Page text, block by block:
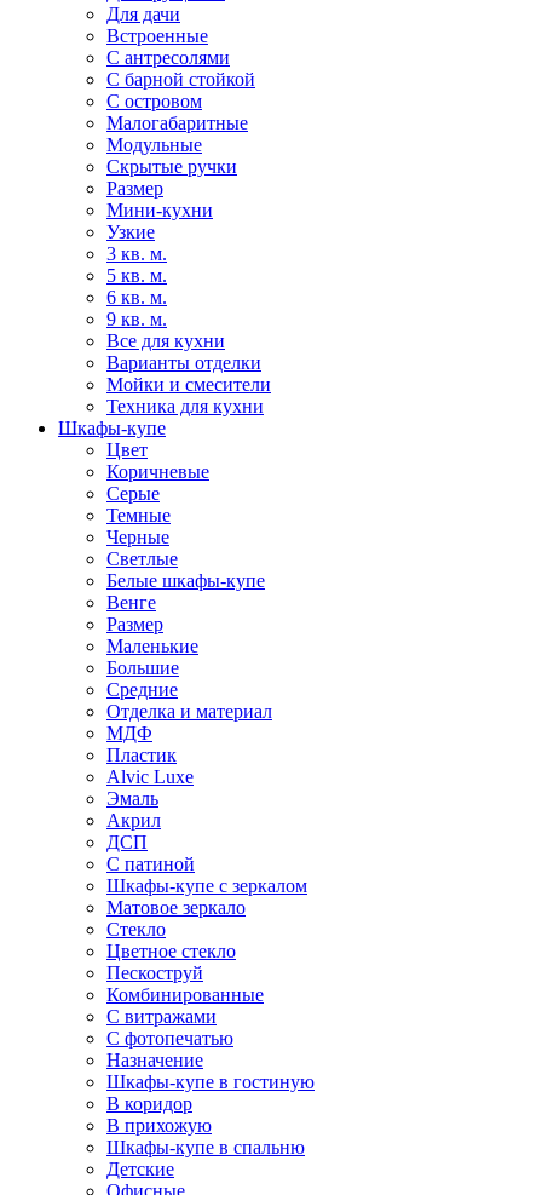
Для дачи
Встроенные
С антресолями
С барной стойкой
С островом
Малогабаритные
Модульные
Скрытые ручки
Размер
Мини-кухни
Узкие
3 кв. м.
5 кв. м.
6 кв. м.
9 кв. м.
Все для кухни
Варианты отделки
Мойки и смесители
Техника для кухни
Шкафы-купе
Цвет
Коричневые
Серые
Темные
Черные
Светлые
Белые шкафы-купе
Венге
Размер
Маленькие
Большие
Средние
Отделка и материал
МДФ
Пластик
Alvic Luxe
Эмаль
Акрил
ДСП
С патиной
Шкафы-купе с зеркалом
Матовое зеркало
Стекло
Цветное стекло
Пескоструй
Комбинированные
С витражами
С фотопечатью
Назначение
Шкафы-купе в гостиную
В коридор
В прихожую
Шкафы-купе в спальню
Детские
Офисные